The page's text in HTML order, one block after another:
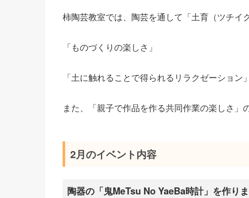
柿陶芸教室では、陶芸を通して「土育（ツチイ
「ものづくりの楽しさ」
「土に触れることで得られるリラクゼーション」
また、「親子で作品を作る共同作業の楽しさ」
2月のイベント内容
陶器の「鬼MeTsu No YaeBa時計」を作り